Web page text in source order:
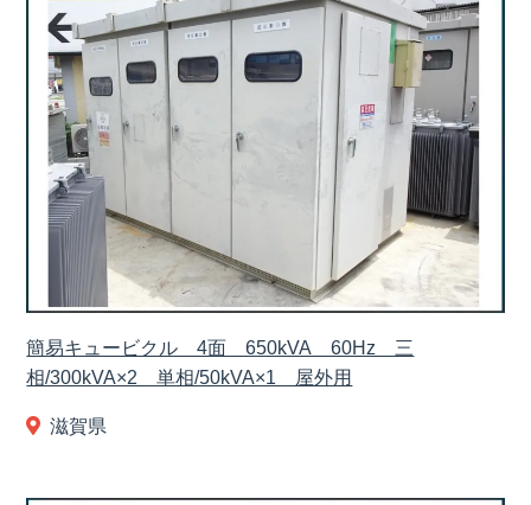
簡易キュービクル 4面 650kVA 60Hz 三
相/300kVA×2 単相/50kVA×1 屋外用
滋賀県